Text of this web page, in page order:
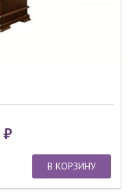
В КОРЗИНУ